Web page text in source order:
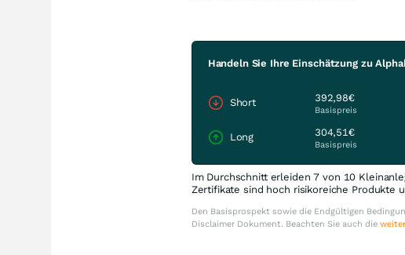
Handeln Sie Ihre Einschätzung zu
Short 392,98€
Basispreis
Long 304,51€
Basispreis
Im Durchschnitt erleiden 7 von 10
Zertifikate sind hoch risikoreiche Produkte
Den Basisprospekt sowie die Endgültigen
Disclaimer Dokument. Beachten Sie auch die